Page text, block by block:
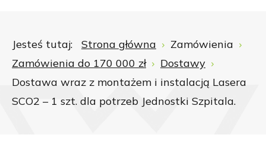
Jesteś tutaj: Strona główna
Zamówienia
Zamówienia do 170 000 zł
Dostawy
Dostawa wraz z montażem i instalacją Lasera
SCO2 – 1 szt. dla potrzeb Jednostki Szpitala.